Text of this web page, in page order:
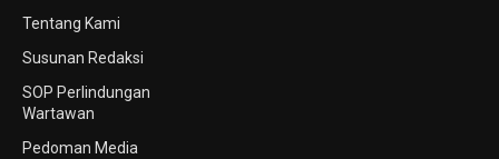
Tentang Kami
Susunan Redaksi
SOP Perlindungan
Wartawan
Pedoman Media